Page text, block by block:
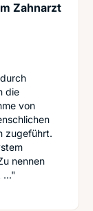
Zahnarzt
die
von
zugeführt.
nennen
..."
Sie noch